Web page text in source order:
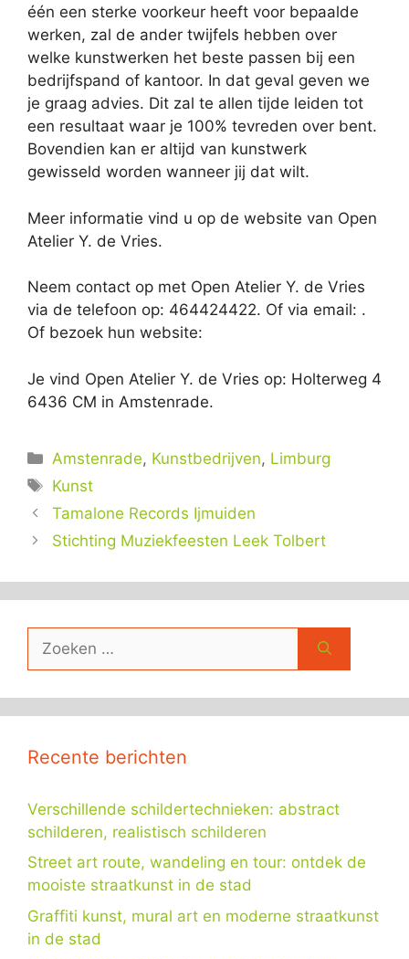
één een sterke voorkeur heeft voor bepaalde
werken, zal de ander twijfels hebben over
welke kunstwerken het beste passen bij een
bedrijfspand of kantoor. In dat geval geven we
je graag advies. Dit zal te allen tijde leiden tot
een resultaat waar je 100% tevreden over bent.
Bovendien kan er altijd van kunstwerk
gewisseld worden wanneer jij dat wilt.
Meer informatie vind u op de website van Open
Atelier Y. de Vries.
Neem contact op met Open Atelier Y. de Vries
via de telefoon op: 464424422. Of via email: .
Of bezoek hun website:
Je vind Open Atelier Y. de Vries op: Holterweg 4
6436 CM in Amstenrade.
Categorieën
Amstenrade, Kunstbedrijven, Limburg
Tags
Kunst
Tamalone Records Ijmuiden
Stichting Muziekfeesten Leek Tolbert
naar:
Recente berichten
Verschillende schildertechnieken: abstract
schilderen, realistisch schilderen
Street art route, wandeling en tour: ontdek de
mooiste straatkunst in de stad
Graffiti kunst, mural art en moderne straatkunst
in de stad